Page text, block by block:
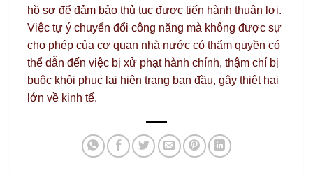
hồ sơ để đảm bảo thủ tục được tiến hành thuận lợi.
Việc tự ý chuyển đổi công năng mà không được sự
cho phép của cơ quan nhà nước có thẩm quyền có
thể dẫn đến việc bị xử phạt hành chính, thậm chí bị
buộc khôi phục lại hiện trạng ban đầu, gây thiệt hại
lớn về kinh tế.